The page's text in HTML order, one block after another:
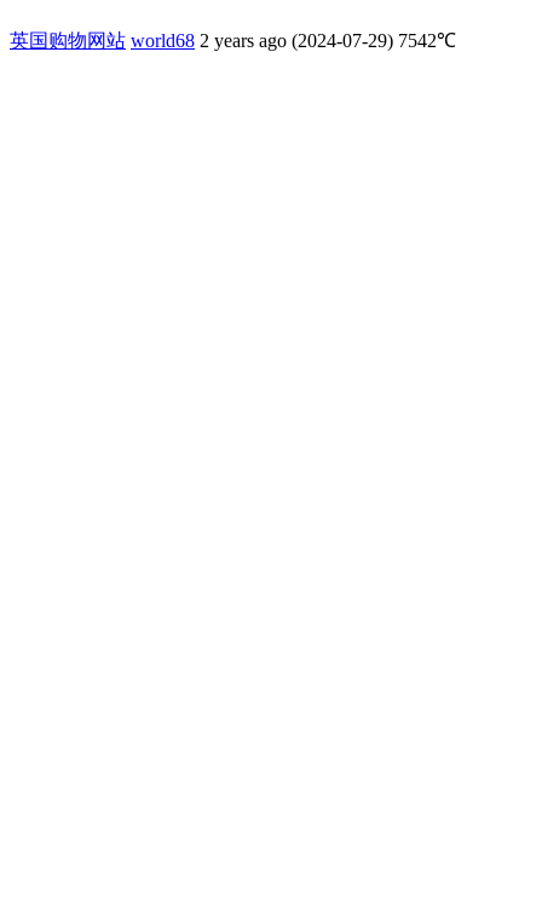
英国购物网站 world68 2 years ago (2024-07-29) 7542℃